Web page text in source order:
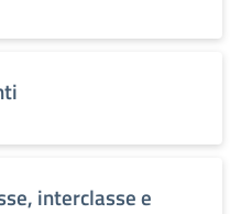
interclasse e